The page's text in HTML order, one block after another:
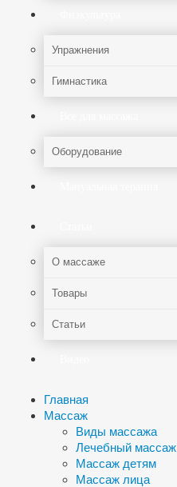
Упражнения
Гимнастика
Оборудование
О массаже
Товары
Статьи
Главная
Массаж
Виды массажа
Лечебный массаж
Массаж детям
Массаж лица